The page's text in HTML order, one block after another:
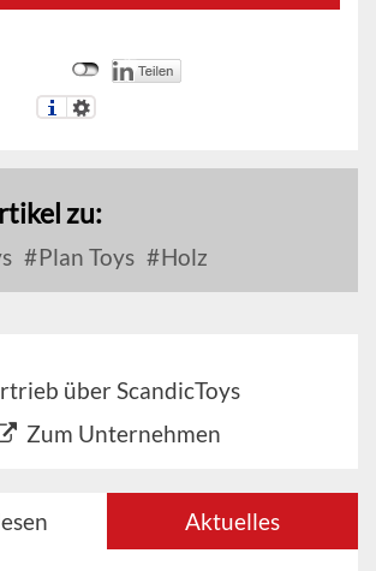
zu:
Plan Toys Holz
über ScandicToys
Zum Unternehmen
Aktuelles